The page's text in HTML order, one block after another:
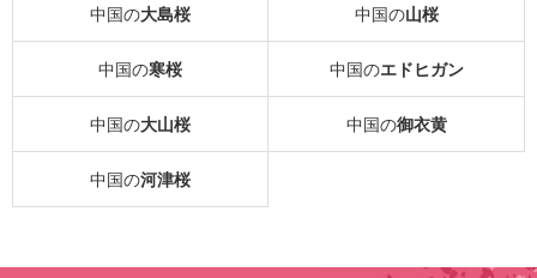
中国の大島桜 中国の山桜
中国の寒桜 中国のエドヒガン
中国の大山桜 中国の御衣黄
中国の河津桜